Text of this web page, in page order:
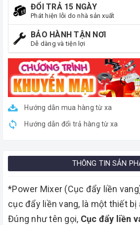
ĐỔI TRẢ 15 NGÀY
Phát hiện lỗi do nhà sản xuất
BẢO HÀNH TẬN NƠI
Dễ dàng và tiện lợi
Hướng dẫn mua hàng từ xa
Hướng dẫn đổi trả hàng từ xa
THÔNG TIN SẢN
*Power Mixer (Cục đẩy liền
cục đẩy liền vang, là một thiết bị
Đúng như tên gọi, Cục đẩy liền